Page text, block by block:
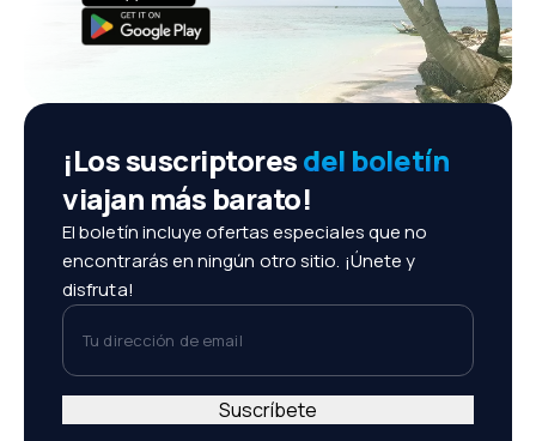
¡Los suscriptoresdel boletín
viajan más barato!
El boletín incluye ofertas especiales que no
encontrarás en ningún otro sitio. ¡Únete y
disfruta!
Tu dirección de email
Suscríbete